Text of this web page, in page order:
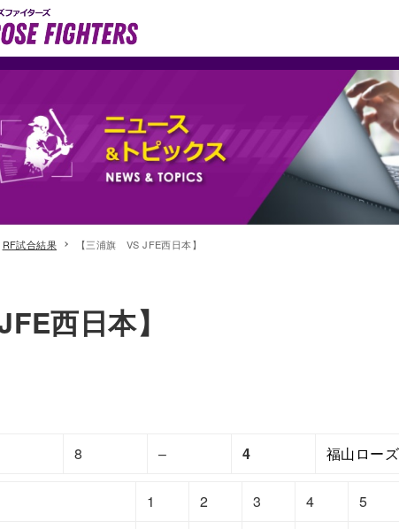
RF試合結果 【三浦旗 VS JFE西日本】
西日本】
8 – 4 福山ロー
1 2 3 4 5